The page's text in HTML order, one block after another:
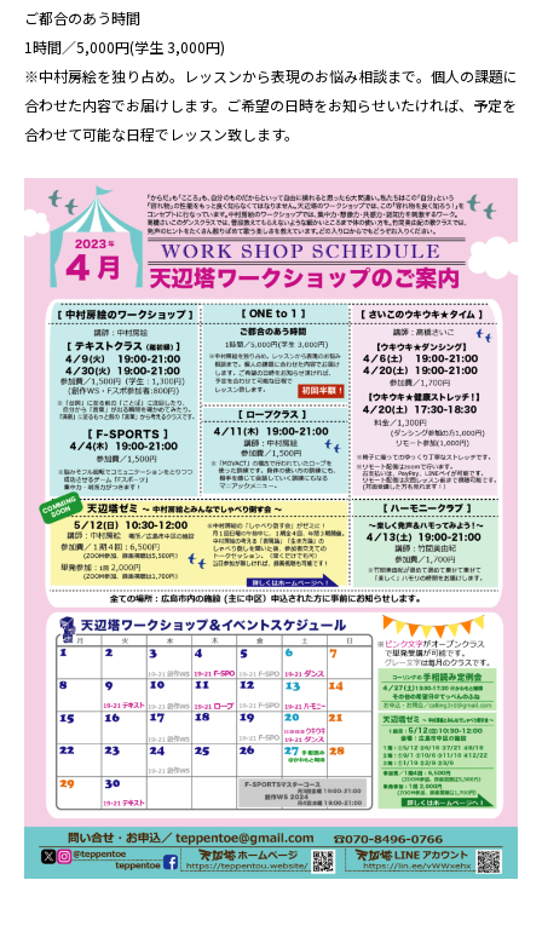
ご都合のあう時間
1時間／5,000円(学生 3,000円)
※中村房絵を独り占め。レッスンから表現のお悩み相談まで。個人の課題に
合わせた内容でお届けします。ご希望の日時をお知らせいたければ、予定を
合わせて可能な日程でレッスン致します。